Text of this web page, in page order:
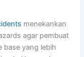
menekankan
agar pembuat
base yang lebih